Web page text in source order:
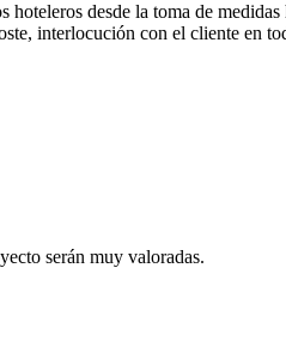
desde la toma de
interlocución con el cliente en
serán muy valoradas.